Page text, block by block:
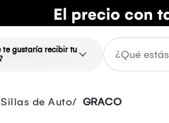
te gustaría recibir tu
Sillas de Auto GRACO